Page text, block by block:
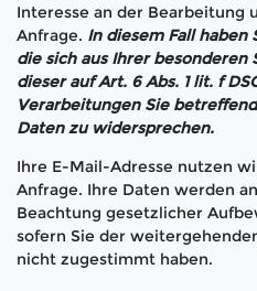
Interesse an der Bearbeitung
Anfrage. In diesem Fall haben
die sich aus Ihrer
dieser auf Art. 6 Abs. 1 lit. f
Verarbeitungen Sie
Daten zu widersprechen.
Ihre E-Mail-Adresse nutzen
Anfrage. Ihre Daten werden
Beachtung gesetzlicher
sofern Sie der
nicht zugestimmt haben.